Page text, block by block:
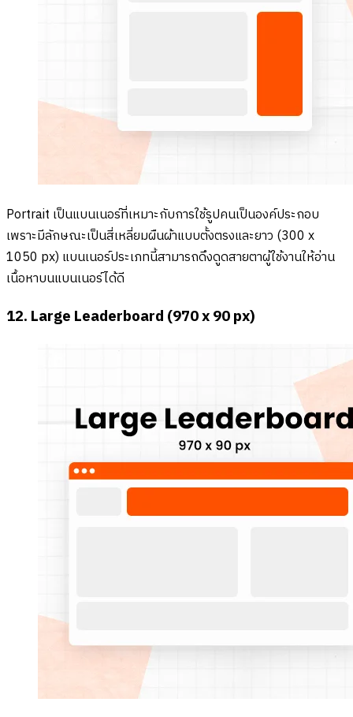
Portrait เป็นแบนเนอร์ที่เหมาะกับการใช้รูปคนเป็นองค์ประกอบ
เพราะมีลักษณะเป็นสี่เหลี่ยมผืนผ้าแบบตั้งตรงและยาว (300 x
1050 px) แบนเนอร์ประเภทนี้สามารถดึงดูดสายตาผู้ใช้งานให้อ่าน
เนื้อหาบนแบนเนอร์ได้ดี
12. Large Leaderboard (970 x 90 px)